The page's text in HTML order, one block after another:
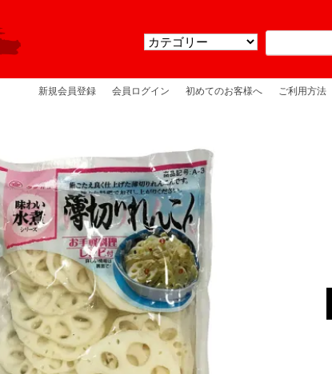
新規会員登録 会員ログイン 初めてのお客様へ ご利用方法